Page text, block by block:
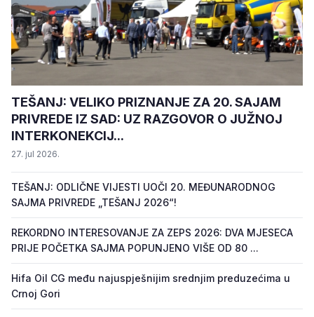
TEŠANJ: VELIKO PRIZNANJE ZA 20. SAJAM
PRIVREDE IZ SAD: UZ RAZGOVOR O JUŽNOJ
INTERKONEKCIJ...
27. jul 2026.
TEŠANJ: ODLIČNE VIJESTI UOČI 20. MEĐUNARODNOG
SAJMA PRIVREDE „TEŠANJ 2026“!
REKORDNO INTERESOVANJE ZA ZEPS 2026: DVA MJESECA
PRIJE POČETKA SAJMA POPUNJENO VIŠE OD 80 ...
Hifa Oil CG među najuspješnijim srednjim preduzećima u
Crnoj Gori